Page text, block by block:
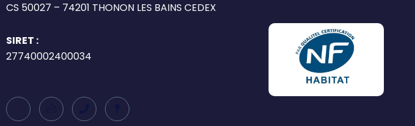
CS 50027 – 74201 THONON LES BAINS CEDEX
SIRET :
27740002400034